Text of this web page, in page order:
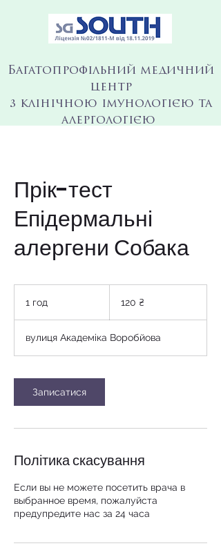
Багатопрофільний медичний
центр
з клінічною імунологією та
алергологією
Прік-тест
Епідермальні
алергени Собака
1 год
гривень
120 ₴
вулиця Академіка Воробйова
Записатися
Політика скасування
Если вы не можете посетить врача в
выбранное время, пожалуйста
предупредите нас за 24 часа